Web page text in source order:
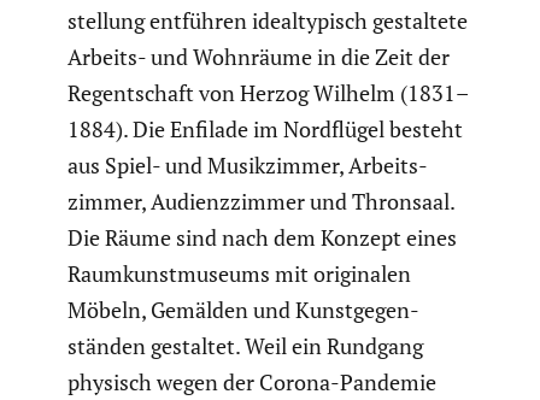
stel­lung entführen ideal­ty­pisch gestal­tete
Arbeits- und Wohnräume in die Zeit der
Regent­schaft von Herzog Wilhelm (1831–
1884). Die Enfilade im Nordflügel besteht
aus Spiel- und Musik­zimmer, Arbeits­
zimmer, Audienz­zimmer und Thronsaal.
Die Räume sind nach dem Konzept eines
Raumkunst­mu­seums mit origi­nalen
Möbeln, Gemälden und Kunst­ge­gen­
ständen gestaltet. Weil ein Rundgang
physisch wegen der Corona-Pandemie